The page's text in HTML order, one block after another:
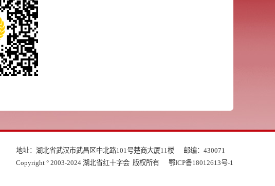
地址：湖北省武汉市武昌区中北路101号楚商大厦11楼
邮编：430071
Copyright ° 2003-2024 湖北省红十字会 版权所有
鄂ICP备18012613号-1